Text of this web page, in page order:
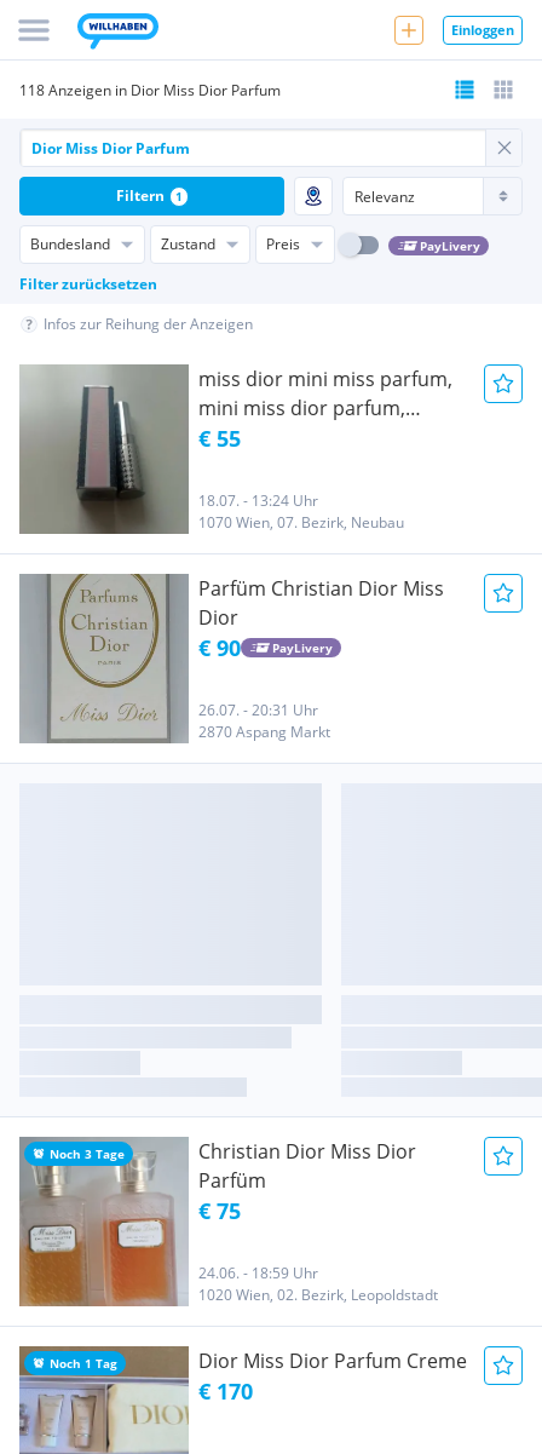
Einloggen
118 Anzeigen in Dior Miss Dior Parfum
Bundesland Zustand Preis PayLivery
Filter zurücksetzen
Filtern 1
Infos zur Reihung der Anzeigen
miss dior mini miss parfum,
mini miss dior parfum,
damen parfum, miss dior
angebot!
€ 55
18.07. - 13:24 Uhr
1070 Wien, 07. Bezirk, Neubau
Parfüm Christian Dior Miss
Dior
€ 90 PayLivery
26.07. - 20:31 Uhr
2870 Aspang Markt
Noch 3 Tage
Christian Dior Miss Dior
Parfüm
€ 75
24.06. - 18:59 Uhr
1020 Wien, 02. Bezirk, Leopoldstadt
Noch 1 Tag Dior Miss Dior Parfum Creme
€ 170